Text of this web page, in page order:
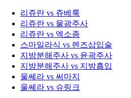
리쥬란 vs 쥬베룩
리쥬란 vs 물광주사
리쥬란 vs 엑소좀
스마일라식 vs 렌즈삽입술
지방분해주사 vs 윤곽주사
지방분해주사 vs 지방흡입
울쎄라 vs 써마지
울쎄라 vs 슈링크